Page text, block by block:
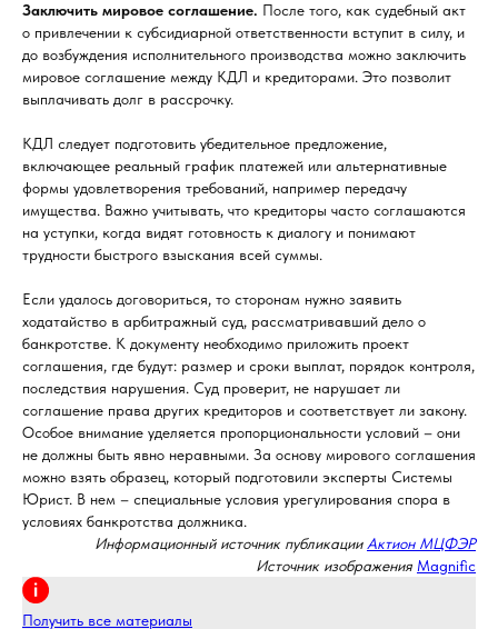
Заключить мировое соглашение. После того, как судебный акт
о привлечении к субсидиарной ответственности вступит в силу, и
до возбуждения исполнительного производства можно заключить
мировое соглашение между КДЛ и кредиторами. Это позволит
выплачивать долг в рассрочку.
КДЛ следует подготовить убедительное предложение,
включающее реальный график платежей или альтернативные
формы удовлетворения требований, например передачу
имущества. Важно учитывать, что кредиторы часто соглашаются
на уступки, когда видят готовность к диалогу и понимают
трудности быстрого взыскания всей суммы.
Если удалось договориться, то сторонам нужно заявить
ходатайство в арбитражный суд, рассматривавший дело о
банкротстве. К документу необходимо приложить проект
соглашения, где будут: размер и сроки выплат, порядок контроля,
последствия нарушения. Суд проверит, не нарушает ли
соглашение права других кредиторов и соответствует ли закону.
Особое внимание уделяется пропорциональности условий – они
не должны быть явно неравными. За основу мирового соглашения
можно взять образец, который подготовили эксперты Системы
Юрист. В нем – специальные условия урегулирования спора в
условиях банкротства должника.
Информационный источник публикации Актион МЦФЭР
Источник изображения Magnific
Получить все материалы